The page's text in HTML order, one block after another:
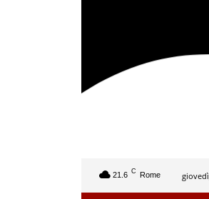
21.6 C Rome